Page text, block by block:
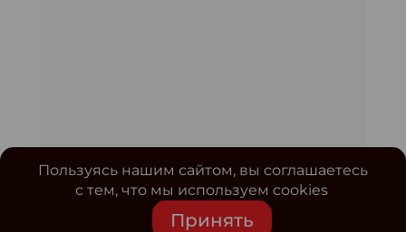
Пользуясь нашим сайтом, вы соглашаетесь
с тем, что мы используем cookies
Принять